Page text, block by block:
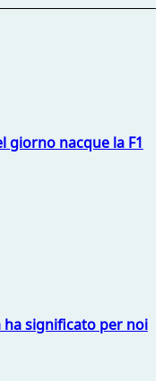
giorno nacque la F1
ha significato per noi